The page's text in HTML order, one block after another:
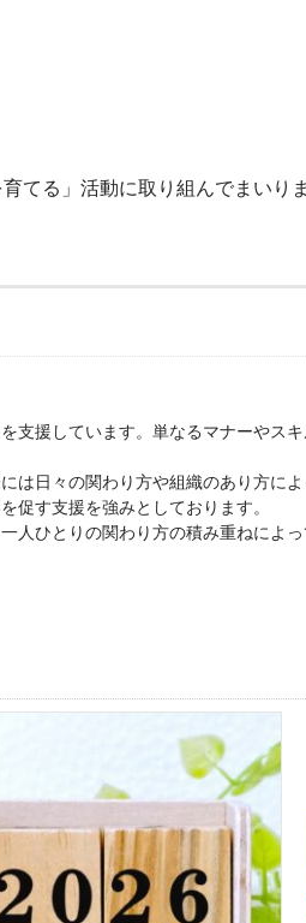
てる」活動に取り組んでまいりま
援しています。単なるマナーやス
日々の関わり方や組織のあり方に
促す支援を強みとしております。
ひとりの関わり方の積み重ねによ